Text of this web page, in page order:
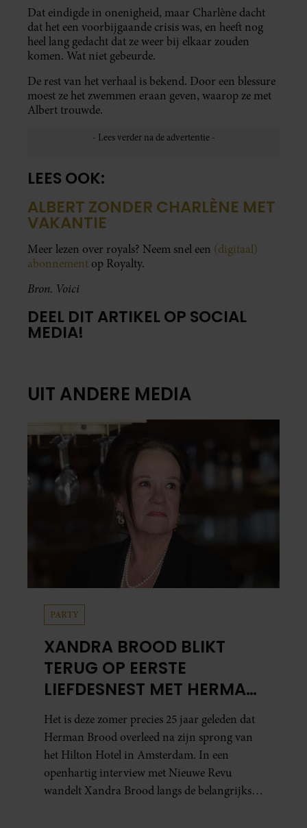
Dat eindigde in onenigheid, maar Charlène dacht
dat het een voorbijgaande crisis was, en heeft nog
heel lang gedacht dat ze weer bij elkaar zouden
komen. Wat niet gebeurde.
De rest van het verhaal is bekend. Door een blessure
moest ze het zwemmen eraan geven, waarop ze met
Albert trouwde.
LEES OOK:
ALBERT ZONDER CHARLÈNE MET
VAKANTIE
Meer lezen over royals? Neem snel een (digitaal)
abonnement op Royalty.
Bron. Voici
DEEL DIT ARTIKEL OP SOCIAL
MEDIA!
UIT ANDERE MEDIA
PARTY
XANDRA BROOD BLIKT
TERUG OP EERSTE
LIEFDESNEST MET HERMAN
BROOD: “HIER IS LOLA
GEBOREN”
Het is deze zomer precies 25 jaar geleden dat
Herman Brood overleed na zijn sprong van
het Hilton Hotel in Amsterdam. In een
openhartig interview met Nieuwe Revu
wandelt Xandra Brood langs de belangrijkste